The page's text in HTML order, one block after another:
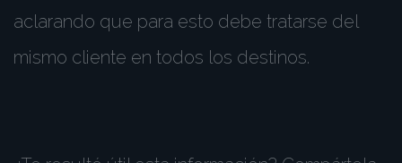
aclarando que para esto debe tratarse del
mismo cliente en todos los destinos.